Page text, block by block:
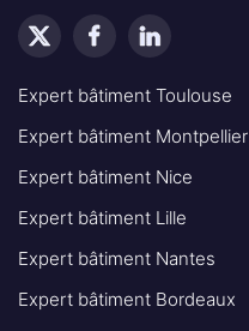
Expert bâtiment Toulouse
Expert bâtiment Montpellier
Expert bâtiment Nice
Expert bâtiment Lille
Expert bâtiment Nantes
Expert bâtiment Bordeaux